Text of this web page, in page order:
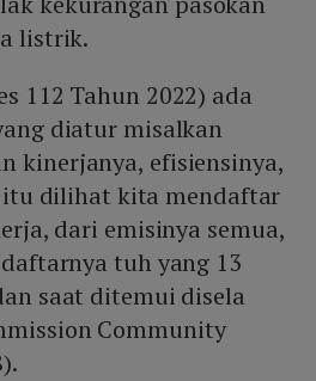
listrik.
112 Tahun 2022) ada
diatur misalkan
kinerjanya, efisiensinya,
dilihat kita mendaftar
dari emisinya semua,
tuh yang 13
saat ditemui disela
Community